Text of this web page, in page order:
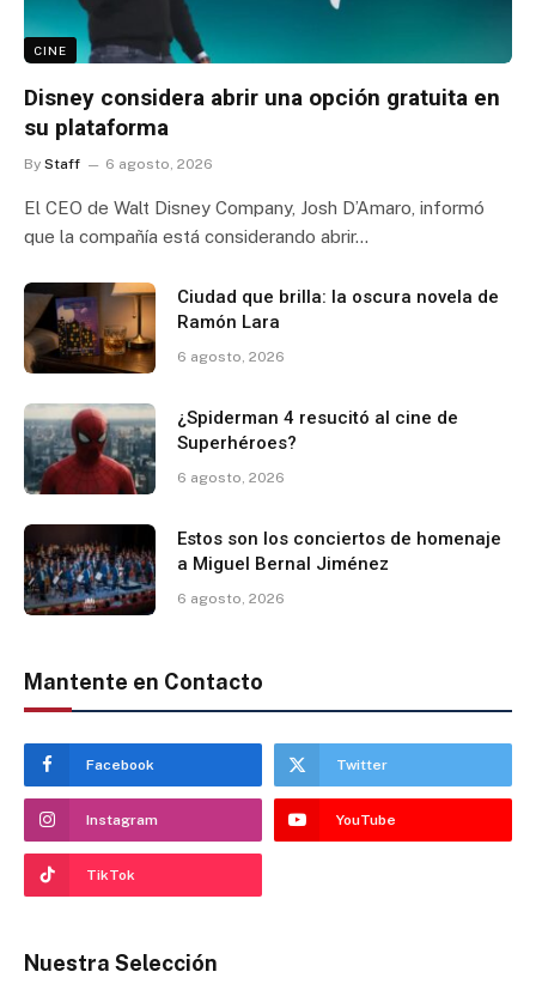
CINE
Disney considera abrir una opción gratuita en
su plataforma
By Staff 6 agosto, 2026
El CEO de Walt Disney Company, Josh D’Amaro, informó
que la compañía está considerando abrir…
Ciudad que brilla: la oscura novela de
Ramón Lara
6 agosto, 2026
¿Spiderman 4 resucitó al cine de
Superhéroes?
6 agosto, 2026
Estos son los conciertos de homenaje
a Miguel Bernal Jiménez
6 agosto, 2026
Mantente en Contacto
Facebook Twitter
Instagram YouTube
TikTok
Nuestra Selección